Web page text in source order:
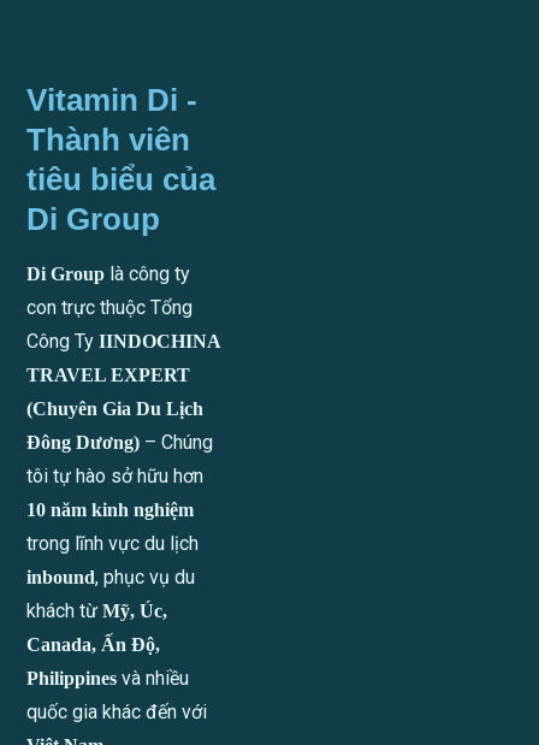
Vitamin Di -
Thành viên
tiêu biểu của
Di Group
Di Group là công ty
con trực thuộc Tổng
Công Ty IINDOCHINA
TRAVEL EXPERT
(Chuyên Gia Du Lịch
Đông Dương) – Chúng
tôi tự hào sở hữu hơn
10 năm kinh nghiệm
trong lĩnh vực du lịch
inbound, phục vụ du
khách từ Mỹ, Úc,
Canada, Ấn Độ,
Philippines và nhiều
quốc gia khác đến với